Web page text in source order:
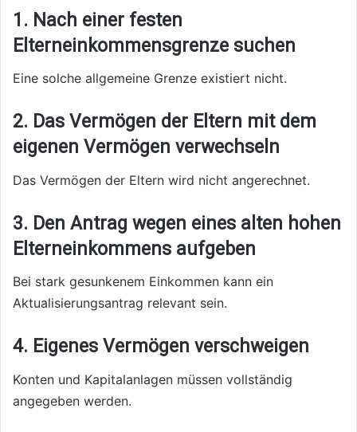
1. Nach einer festen
Elterneinkommensgrenze suchen
Eine solche allgemeine Grenze existiert nicht.
2. Das Vermögen der Eltern mit dem
eigenen Vermögen verwechseln
Das Vermögen der Eltern wird nicht angerechnet.
3. Den Antrag wegen eines alten hohen
Elterneinkommens aufgeben
Bei stark gesunkenem Einkommen kann ein
Aktualisierungsantrag relevant sein.
4. Eigenes Vermögen verschweigen
Konten und Kapitalanlagen müssen vollständig
angegeben werden.